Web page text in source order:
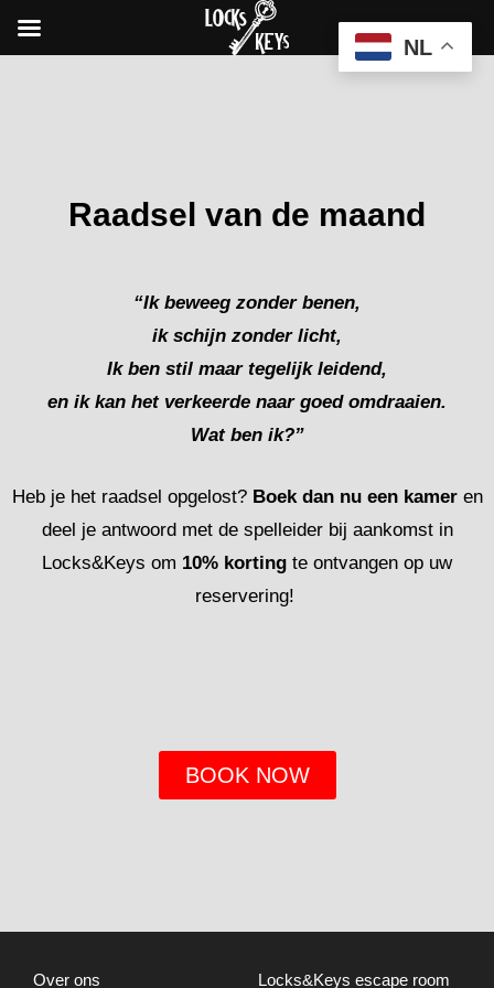
Raadsel van de maand
“Ik beweeg zonder benen,
ik schijn zonder licht,
Ik ben stil maar tegelijk leidend,
en ik kan het verkeerde naar goed omdraaien.
Wat ben ik?”
Heb je het raadsel opgelost? Boek dan nu een kamer en
deel je antwoordmet de spelleider bij aankomstin
Locks&Keys om 10% korting te ontvangen op uw
reservering!
BOOK NOW
Over ons
Locks&Keys escape room
NL